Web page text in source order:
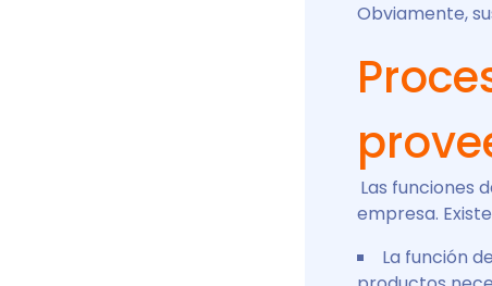
Obviamente,
Las funciones
empresa.
La función